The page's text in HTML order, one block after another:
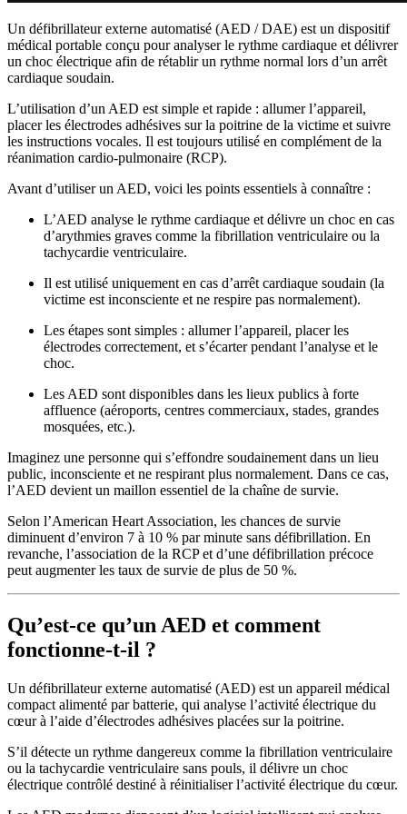
Un défibrillateur externe automatisé (AED / DAE) est un dispositif
médical portable conçu pour analyser le rythme cardiaque et délivrer
un choc électrique afin de rétablir un rythme normal lors d’un arrêt
cardiaque soudain.
L’utilisation d’un AED est simple et rapide : allumer l’appareil,
placer les électrodes adhésives sur la poitrine de la victime et suivre
les instructions vocales. Il est toujours utilisé en complément de la
réanimation cardio-pulmonaire (RCP).
Avant d’utiliser un AED, voici les points essentiels à connaître :
L’AED analyse le rythme cardiaque et délivre un choc en cas
d’arythmies graves comme la fibrillation ventriculaire ou la
tachycardie ventriculaire.
Il est utilisé uniquement en cas d’arrêt cardiaque soudain (la
victime est inconsciente et ne respire pas normalement).
Les étapes sont simples : allumer l’appareil, placer les
électrodes correctement, et s’écarter pendant l’analyse et le
choc.
Les AED sont disponibles dans les lieux publics à forte
affluence (aéroports, centres commerciaux, stades, grandes
mosquées, etc.).
Imaginez une personne qui s’effondre soudainement dans un lieu
public, inconsciente et ne respirant plus normalement. Dans ce cas,
l’AED devient un maillon essentiel de la chaîne de survie.
Selon l’American Heart Association, les chances de survie
diminuent d’environ 7 à 10 % par minute sans défibrillation. En
revanche, l’association de la RCP et d’une défibrillation précoce
peut augmenter les taux de survie de plus de 50 %.
Qu’est-ce qu’un AED et comment
fonctionne-t-il ?
Un défibrillateur externe automatisé (AED) est un appareil médical
compact alimenté par batterie, qui analyse l’activité électrique du
cœur à l’aide d’électrodes adhésives placées sur la poitrine.
S’il détecte un rythme dangereux comme la fibrillation ventriculaire
ou la tachycardie ventriculaire sans pouls, il délivre un choc
électrique contrôlé destiné à réinitialiser l’activité électrique du cœur.